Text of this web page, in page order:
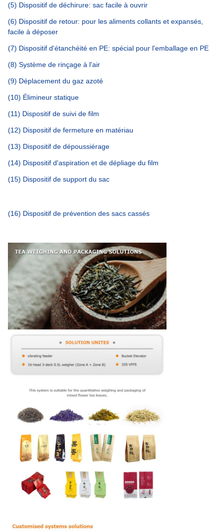
(5) Dispositif de déchirure: sac facile à ouvrir
(6) Dispositif de retour: pour les aliments collants et expansés,
facile à déposer
(7) Dispositif d'étanchéité en PE: spécial pour l'emballage en PE
(8) Système de rinçage à l'air
(9) Déplacement du gaz azoté
(10) Élimineur statique
(11) Dispositif de suivi de film
(12) Dispositif de fermeture en matériau
(13) Dispositif de dépoussiérage
(14) Dispositif d'aspiration et de dépliage du film
(15) Dispositif de support du sac
(16) Dispositif de prévention des sacs cassés